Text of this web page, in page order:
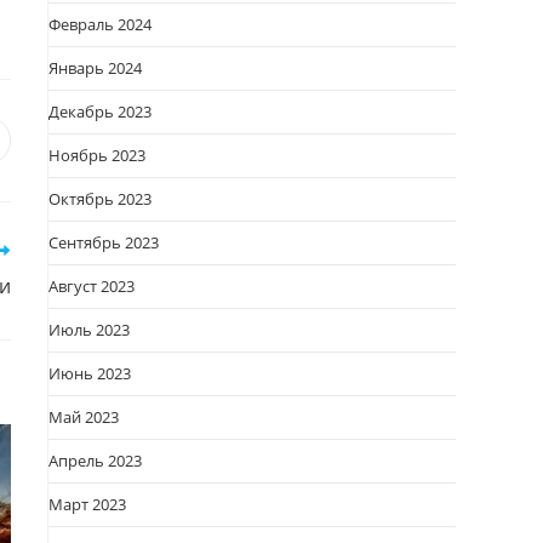
новом
Февраль 2024
Январь 2024
Декабрь 2023
Ноябрь 2023
Октябрь 2023
Сентябрь 2023
Август 2023
Июль 2023
Июнь 2023
Май 2023
Апрель 2023
Март 2023